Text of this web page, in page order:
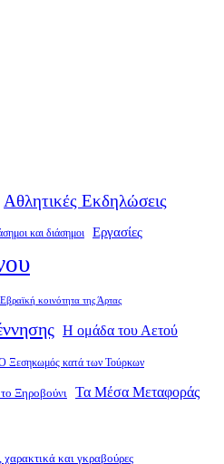
Αθλητικές Εκδηλώσεις
και διάσημοι Εργασίες
κοινότητα της Άρτας
Η ομάδα του Αετού
Ξεσηκωμός κατά των Τούρκων
Ξηροβούνι Τα Μέσα Μεταφοράς
χαρακτικά και γκραβούρες